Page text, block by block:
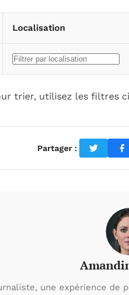
Localisation
trier, utilisez les filtres
Partager :
une expérience de